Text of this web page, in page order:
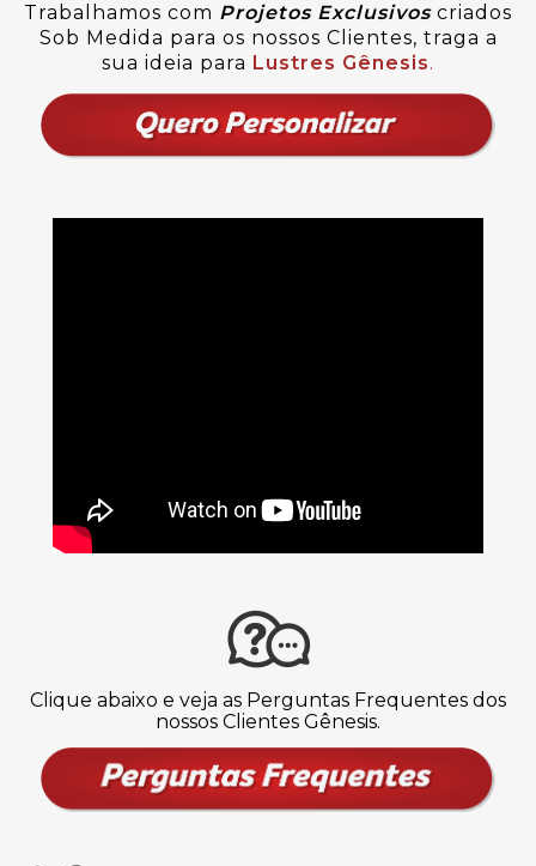
Trabalhamos com Projetos Exclusivoscriados
Sob Medida para os nossos Clientes, traga a
sua ideia para Lustres Gênesis.
Clique abaixo e veja as Perguntas Frequentes dos
nossos Clientes Gênesis.